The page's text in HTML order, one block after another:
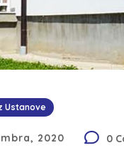
Ustanove
2020 0